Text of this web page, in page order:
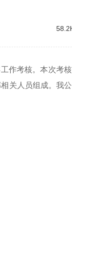
58.2K
作考核。本次考核
关人员组成。我公